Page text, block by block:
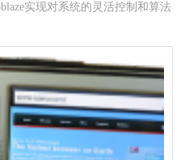
实现对系统的灵活控制和算法